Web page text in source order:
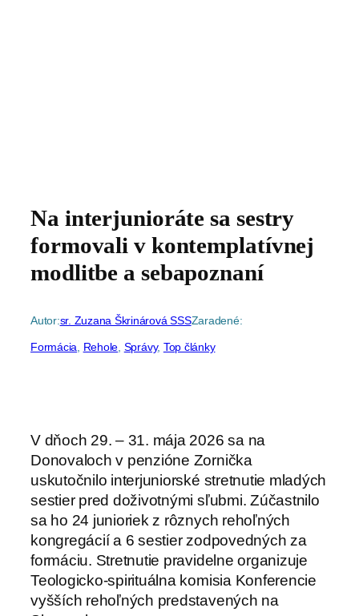
Na interjunioráte sa sestry
formovali v kontemplatívnej
modlitbe a sebapoznaní
Autor:sr. Zuzana Škrinárová SSSZaradené:
Formácia, Rehole, Správy, Top články
V dňoch 29. – 31. mája 2026 sa na
Donovaloch v penzióne Zornička
uskutočnilo interjuniorské stretnutie mladých
sestier pred doživotnými sľubmi. Zúčastnilo
sa ho 24 junioriek z rôznych rehoľných
kongregácií a 6 sestier zodpovedných za
formáciu. Stretnutie pravidelne organizuje
Teologicko-spirituálna komisia Konferencie
vyšších rehoľných predstavených na